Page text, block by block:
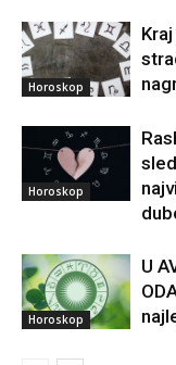
Horoskop
Horoskop
Horoskop
U